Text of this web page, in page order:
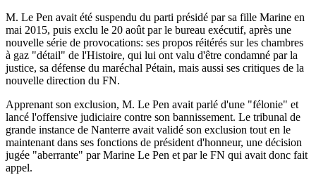
M. Le Pen avait été suspendu du parti présidé par sa fille Marine en
mai 2015, puis exclu le 20 août par le bureau exécutif, après une
nouvelle série de provocations: ses propos réitérés sur les chambres
à gaz "détail" de l'Histoire, qui lui ont valu d'être condamné par la
justice, sa défense du maréchal Pétain, mais aussi ses critiques de la
nouvelle direction du FN.
Apprenant son exclusion, M. Le Pen avait parlé d'une "félonie" et
lancé l'offensive judiciaire contre son bannissement. Le tribunal de
grande instance de Nanterre avait validé son exclusion tout en le
maintenant dans ses fonctions de président d'honneur, une décision
jugée "aberrante" par Marine Le Pen et par le FN qui avait donc fait
appel.